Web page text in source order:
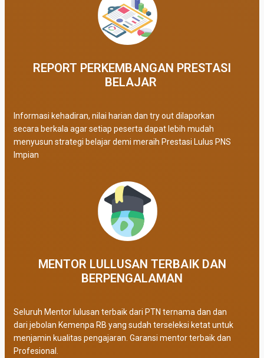
REPORT PERKEMBANGAN PRESTASI
BELAJAR ​
Informasi kehadiran, nilai harian dan try out dilaporkan
secara berkala agar setiap peserta dapat lebih mudah
menyusun strategi belajar demi meraih Prestasi Lulus PNS
Impian
MENTOR LULLUSAN TERBAIK DAN
BERPENGALAMAN
Seluruh Mentor lulusan terbaik dari PTN ternama dan dan
dari jebolan Kemenpa RB yang sudah terseleksi ketat untuk
menjamin kualitas pengajaran. Garansi mentor terbaik dan
Profesional.